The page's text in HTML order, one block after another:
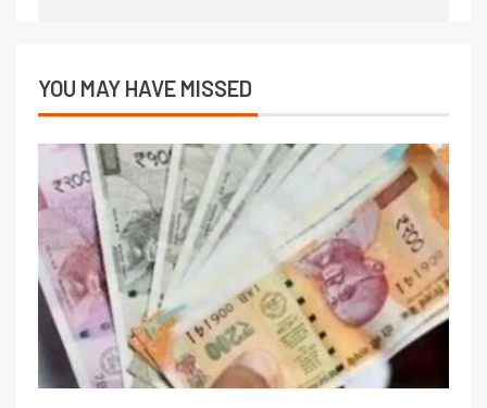
YOU MAY HAVE MISSED